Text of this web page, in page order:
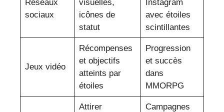
Réseaux
sociaux
visuelles,
icônes de
statut
Instagram
avec étoiles
scintillantes
Jeux vidéo
Récompenses
et objectifs
atteints par
étoiles
Progression
et succès
dans
MMORPG
Attirer
Campagnes